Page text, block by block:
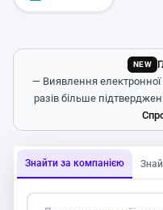
NEW
— Виявлення
разів більше
Знайти за компанією